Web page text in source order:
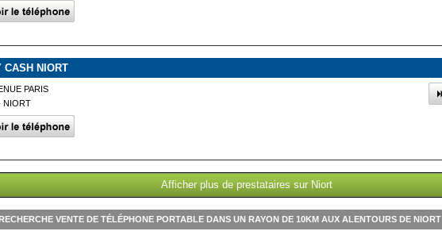
CASH NIORT
PARIS
NIORT
Afficher plus de prestataires sur Niort
VENTE DE TÉLÉPHONE PORTABLE DANS UN RAYON DE 10KM AUX ALENTOURS DE NIORT